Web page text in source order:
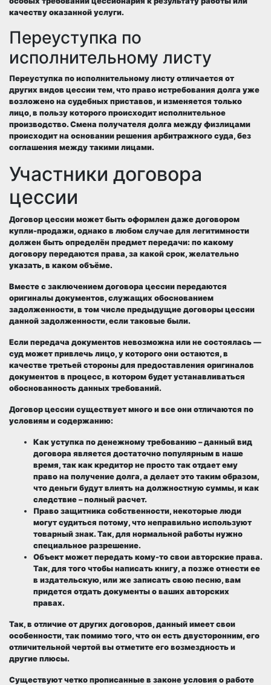
качеству оказанной услуги.
Переуступка по
исполнительному листу
Переуступка по исполнительному листу отличается от
других видов цессии тем, что право истребования долга уже
возложено на судебных приставов, и изменяется только
лицо, в пользу которого происходит исполнительное
производство. Смена получателя долга между физлицами
происходит на основании решения арбитражного суда, без
соглашения между такими лицами.
Участники договора
цессии
Договор цессии может быть оформлен даже договором
купли-продажи, однако в любом случае для легитимности
должен быть определён предмет передачи: по какому
договору передаются права, за какой срок, желательно
указать, в каком объёме.
Вместе с заключением договора цессии передаются
оригиналы документов, служащих обоснованием
задолженности, в том числе предыдущие договоры цессии
данной задолженности, если таковые были.
Если передача документов невозможна или не состоялась —
суд может привлечь лицо, у которого они остаются, в
качестве третьей стороны для предоставления оригиналов
документов в процесс, в котором будет устанавливаться
обоснованность данных требований.
Договор цессии существует много и все они отличаются по
условиям и содержанию:
Как уступка по денежному требованию – данный вид
договора является достаточно популярным в наше
время, так как кредитор не просто так отдает ему
право на получение долга, а делает это таким образом,
что деньги будут влиять на должностную суммы, и как
следствие – полный расчет.
Право защитника собственности, некоторые люди
могут судиться потому, что неправильно используют
товарный знак. Так, для нормальной работы нужно
специальное разрешение.
Объект может передать кому-то свои авторские права.
Так, для того чтобы написать книгу, а позже отнести ее
в издательскую, или же записать свою песню, вам
придется отдать документы о ваших авторских
правах.
Так, в отличие от других договоров, данный имеет свои
особенности, так помимо того, что он есть двусторонним, его
отличительной чертой вы отметите его возмездность и
другие плюсы.
Существуют четко прописанные в законе условия о работе